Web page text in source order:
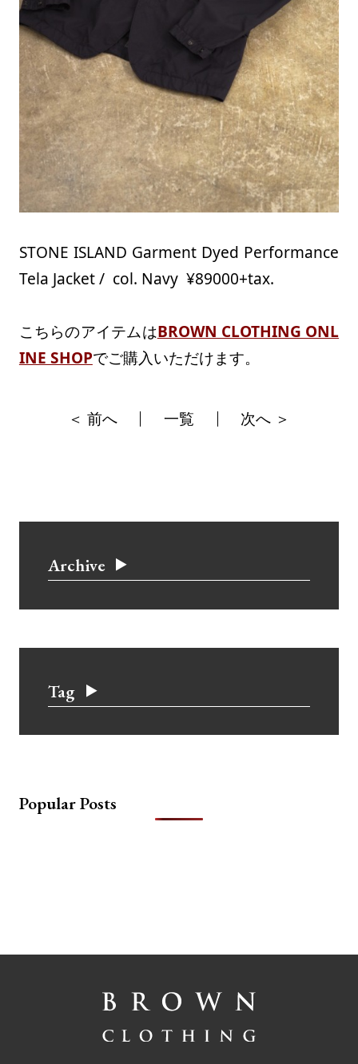
STONE ISLAND Garment Dyed Performance
Tela Jacket / col. Navy ¥89000+tax.
こちらのアイテムはBROWN CLOTHING ONL
INE SHOPでご購入いただけます。
＜ 前へ 一覧 次へ ＞
Archive
Tag
Popular Posts